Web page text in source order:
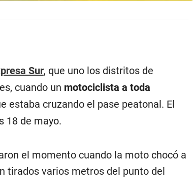
Sur, que uno los distritos de
cuando un motociclista a toda
estaba cruzando el pase peatonal. El
18 de mayo.
el momento cuando la moto chocó a
tirados varios metros del punto del